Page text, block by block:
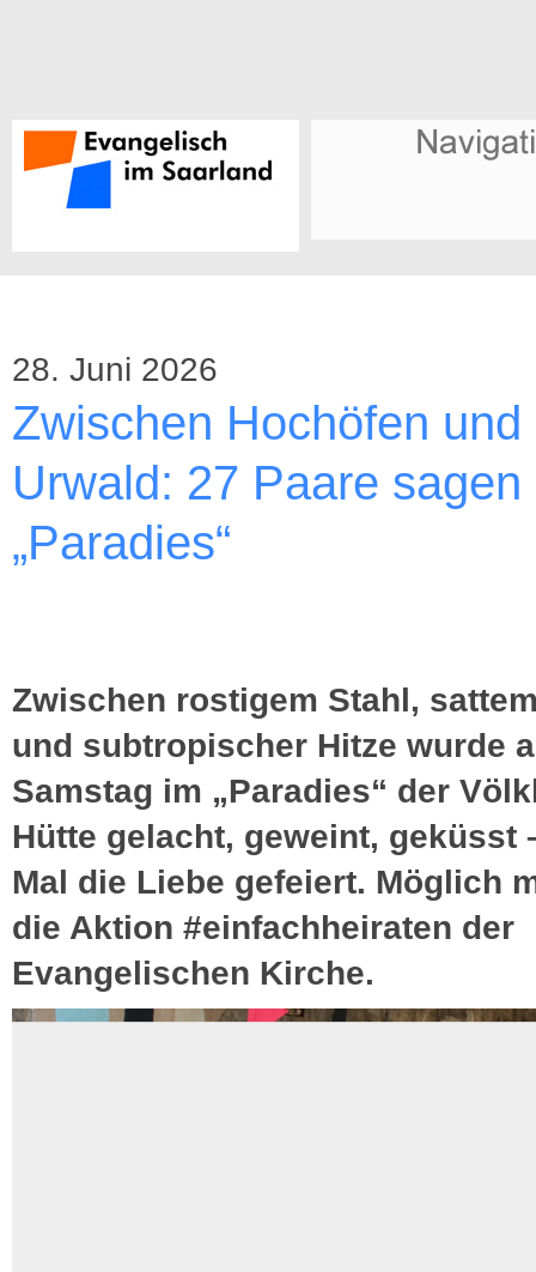
28. Juni 2026
Zwischen Hochöfen und
Urwald: 27 Paare sagen
„Paradies“
Zwischen rostigem Stahl,
und subtropischer Hitze wurde
Samstag im „Paradies“ der
Hütte gelacht, geweint, geküsst
Mal die Liebe gefeiert. Möglich
die Aktion #einfachheiraten der
Evangelischen Kirche.